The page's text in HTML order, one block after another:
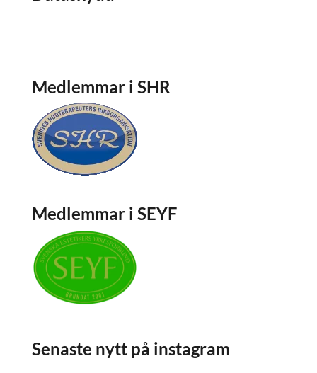
Medlemmar i SHR
Medlemmar i SEYF
Senaste nytt på instagram